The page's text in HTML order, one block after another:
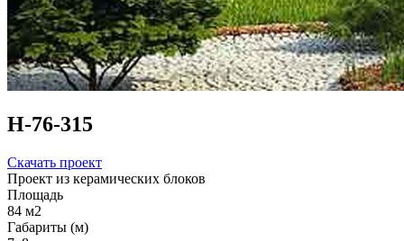
Н-76-315
Скачать проект
Проект из керамических блоков
Площадь
84 м2
Габариты (м)